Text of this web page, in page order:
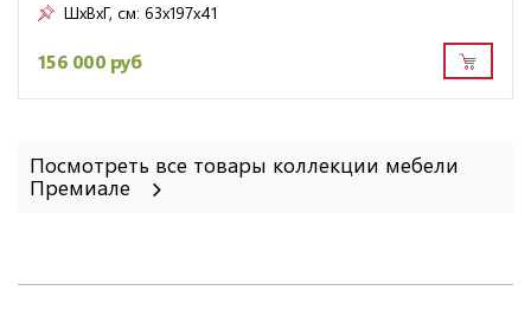
ШxВxГ, см: 63x197x41
156 000 руб
Посмотреть все товары коллекции мебели
Премиале